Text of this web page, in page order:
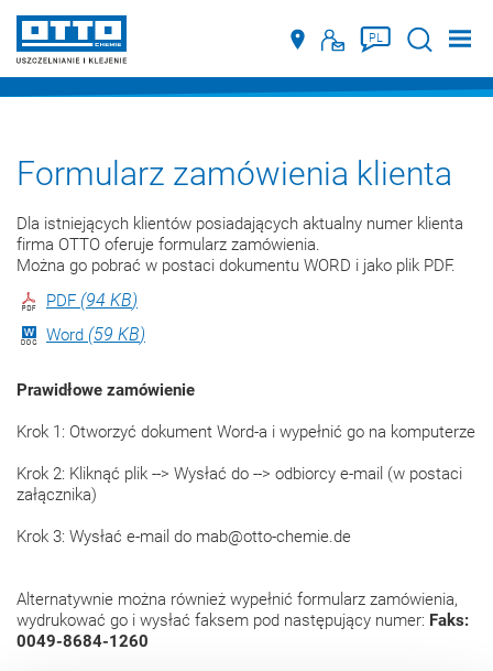
PL Suche
Formularz zamówienia klienta
Dla istniejących klientów posiadających aktualny numer klienta
firma OTTO oferuje formularz zamówienia.
Można go pobrać w postaci dokumentu WORD i jako plik PDF.
PDF 94 KB
Word 59 KB
Prawidłowe zamówienie
Krok 1: Otworzyć dokument Word-a i wypełnić go na komputerze
Krok 2: Kliknąć plik --> Wysłać do --> odbiorcy e-mail (w postaci
załącznika)
Krok 3: Wysłać e-mail do mab@otto-chemie.de
Alternatywnie można również wypełnić formularz zamówienia,
wydrukować go i wysłać faksem pod następujący numer: Faks:
0049-8684-1260